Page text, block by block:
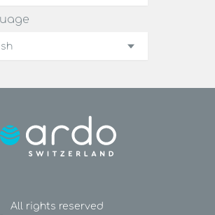
All rights reserved